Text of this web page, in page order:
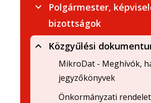
Polgármester,
bizottságok
Közgyűlési
MikroDat - Meghívók,
jegyzőkönyvek
Önkormányzati